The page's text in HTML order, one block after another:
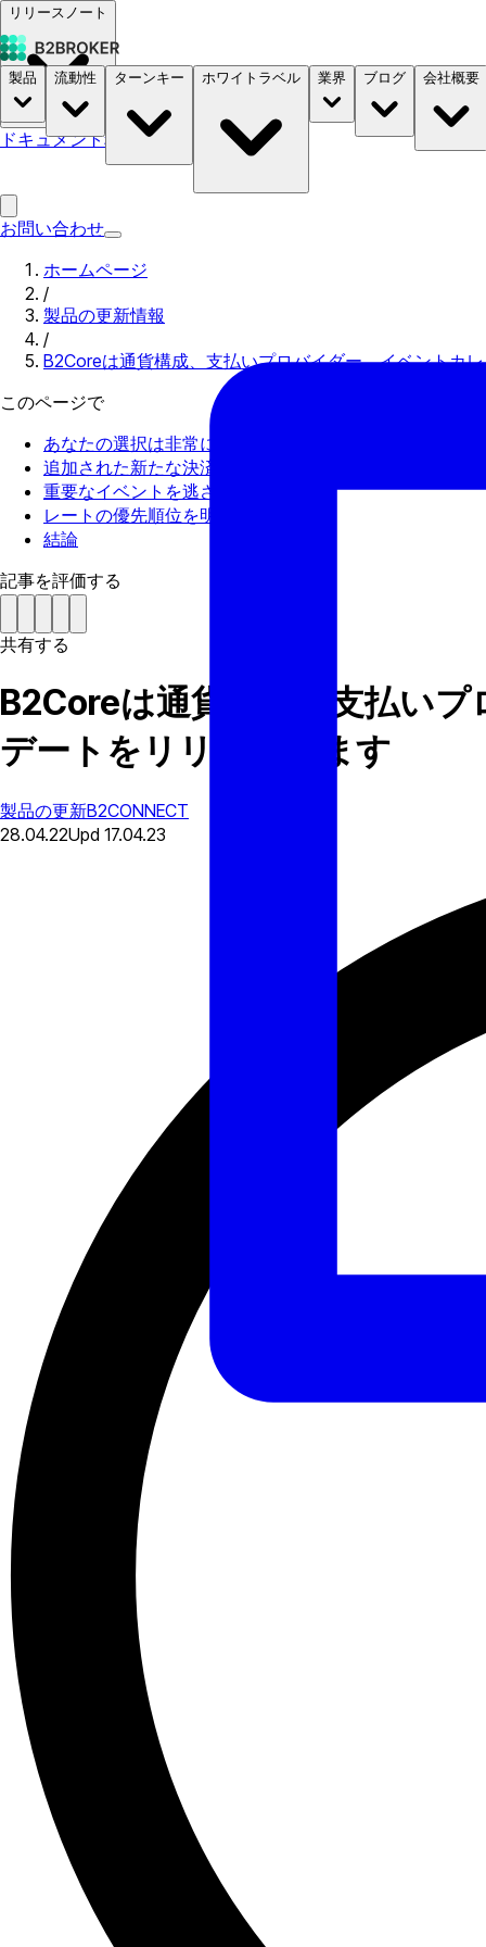
リリースノート
ドキュメント料金 B2STORE
製品 流動性 ターンキー ホワイトラベル 業界 ブログ 会社概要
お問い合わせ
ホームページ
/
製品の更新情報
/
B2Coreは通貨構成、支払いプロバイダー、イベントカ
このページで
あなたの選択は非常に価値のあるものです
追加された新たな決済プロバイダー
重要なイベントを逃さない
レートの優先順位を明確にする
結論
記事を評価する
共有する
B2Coreは通貨構成、支払い
デートをリリースします
製品の更新B2CONNECT
28.04.22Upd 17.04.23